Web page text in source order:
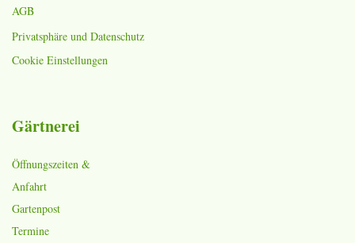
AGB
Privatsphäre und Datenschutz
Cookie Einstellungen
Gärtnerei
Öffnungszeiten &
Anfahrt
Gartenpost
Termine